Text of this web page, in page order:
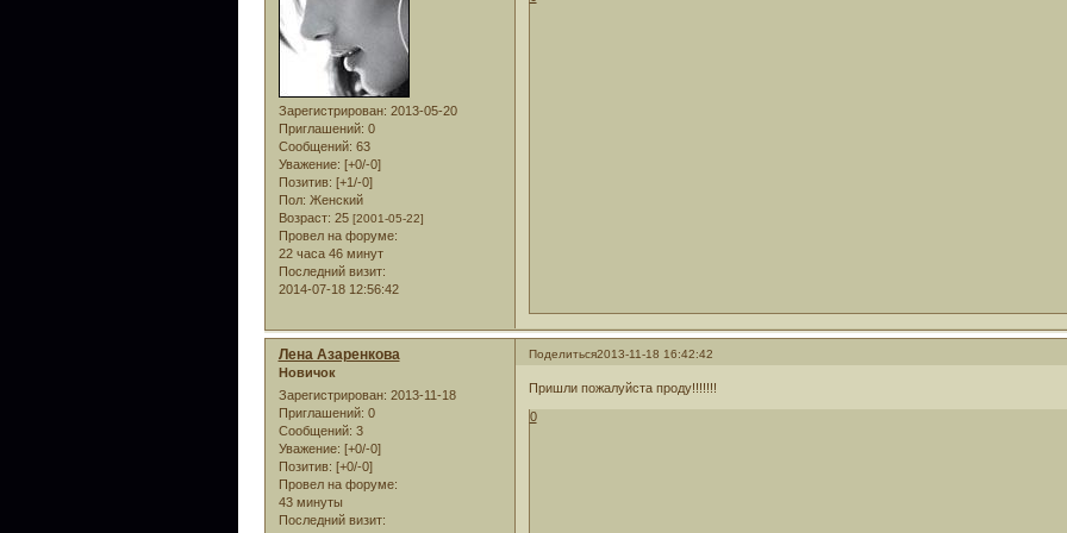
Зарегистрирован: 2013-05-20
Приглашений: 0
Сообщений: 63
Уважение: [+0/-0]
Позитив: [+1/-0]
Пол: Женский
Возраст: 25 [2001-05-22]
Провел на форуме:
22 часа 46 минут
Последний визит:
2014-07-18 12:56:42
Поделиться2013-11-18 16:42:42
Лена Азаренкова
Новичок
Зарегистрирован: 2013-11-18
Приглашений: 0
Сообщений: 3
Уважение: [+0/-0]
Позитив: [+0/-0]
Провел на форуме:
43 минуты
Последний визит:
Пришли пожалуйста проду!!!!!!!
0